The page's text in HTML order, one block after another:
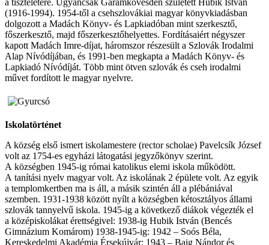
(1916-1994). 1954-től a csehszlovákiai magyar könyvkiadásban
dolgozott a Madách Könyv- és Lapkiadóban mint szerkesztő,
főszerkesztő, majd főszerkesztőhelyettes. Fordításaiért négyszer
kapott Madách Imre-díjat, háromszor részesült a Szlovák Irodalmi
Alap Nívódíjában, és 1991-ben megkapta a Madách Könyv- és
Lapkiadó Nívódíját. Több mint ötven szlovák és cseh irodalmi
művet fordított le magyar nyelvre.
Iskolatörténet
A község első ismert iskolamestere (rector scholae) Pavelcsík József
volt az 1754-es egyházi látogatási jegyzőkönyv szerint.
A községben 1945-ig római katolikus elemi iskola működött.
A tanítási nyelv magyar volt. Az iskolának 2 épülete volt. Az egyik
a templomkertben ma is áll, a másik szintén áll a plébániával
szemben. 1931-1938 között nyílt a községben kétosztályos állami
szlovák tannyelvű iskola. 1945-ig a következő diákok végezték el
a középiskolákat érettségivel: 1938-ig Hubik István (Bencés
Gimnázium Komárom) 1938-1945-ig: 1942 – Soós Béla,
Kereskedelmi Akadémia Érsekújvár; 1943 – Baig Nándor és